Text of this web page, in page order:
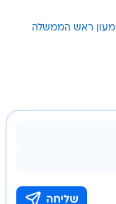
מעון ראש הממשלה